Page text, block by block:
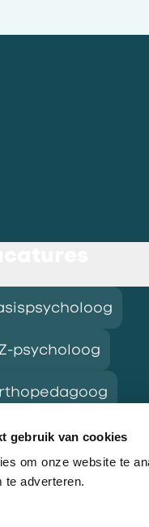
gebruik van cookies
om onze website te
te adverteren.
psycholoog